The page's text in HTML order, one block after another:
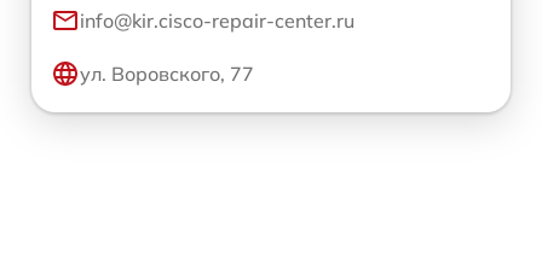
info@kir.cisco-repair-center.ru
ул. Воровского, 77